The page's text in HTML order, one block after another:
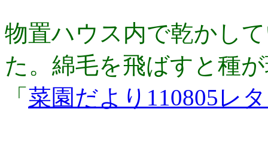
物置ハウス内で乾かし
た。綿毛を飛ばすと種
「 菜園だより110805レ